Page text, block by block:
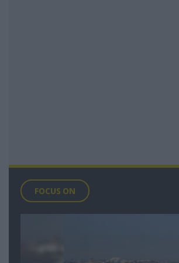
FOCUS ON